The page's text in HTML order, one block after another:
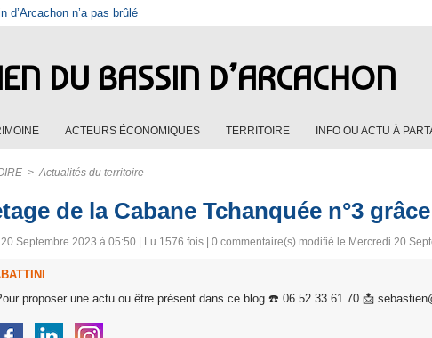
d’Arcachon n’a pas brûlé
DU BASSIN D’ARCACHON
ACTEURS ÉCONOMIQUES TERRITOIRE INFO OU ACTU À
> Actualités du territoire
de la Cabane Tchanquée n°3
Septembre 2023 à 05:50 | Lu 1576 fois | 0 commentaire(s) modifié le Mercredi 20
proposer une actu ou être présent dans ce blog ☎️ 06 52 33 61 70 📩